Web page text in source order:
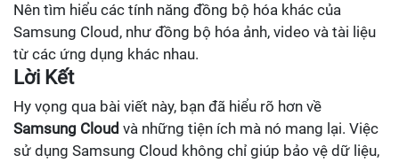
Nên tìm hiểu các tính năng đồng bộ hóa khác của
Samsung Cloud, như đồng bộ hóa ảnh, video và tài liệu
từ các ứng dụng khác nhau.
Lời Kết
Hy vọng qua bài viết này, bạn đã hiểu rõ hơn về
Samsung Cloud và những tiện ích mà nó mang lại. Việc
sử dụng Samsung Cloud không chỉ giúp bảo vệ dữ liệu,